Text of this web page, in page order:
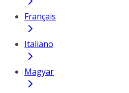
Français
Italiano
Magyar